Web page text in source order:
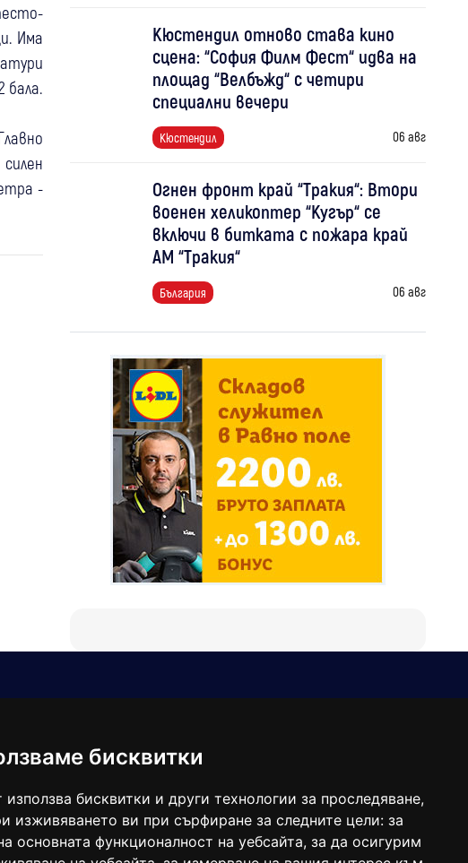
бисквитки
използва бисквитки и други технологии за проследяване,
изживяването ви при сърфиране за следните цели: за
основната функционалност на уебсайта, за да осигурим
Има
бала.
-
Кюстендил отново става кино
сцена: “София Филм Фест“ идва на
площад “Велбъжд“ с четири
специални вечери
Кюстендил 06 авг
Огнен фронт край “Тракия“: Втори
военен хеликоптер “Кугър“ се
включи в битката с пожара край
АМ “Тракия“
България 06 авг
balgarkanews@gmail.com